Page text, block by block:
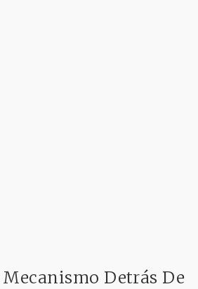
Mecanismo Detrás De